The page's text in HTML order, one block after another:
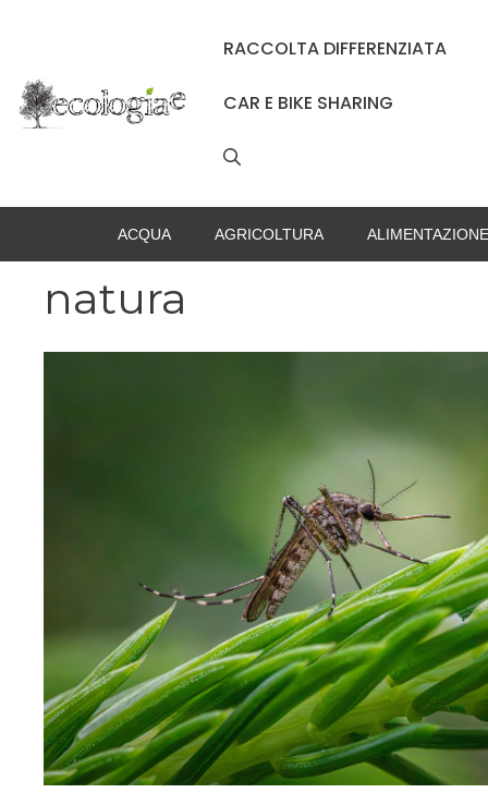
RACCOLTA DIFFERENZIATA
CAR E BIKE SHARING
ACQUA AGRICOLTURA ALIMENTAZIONE
natura